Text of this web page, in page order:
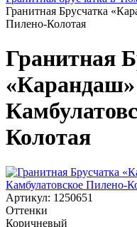
Гранитная Брусчатка
Пилено-Колотая
Гранитная
«Карандаш»
Колотая
Артикул: 1250651
Оттенки
Коричневый